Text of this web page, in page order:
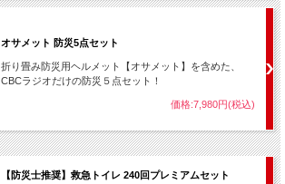
オサメット 防災5点セット
折り畳み防災用ヘルメット【オサメット】を含めた、
CBCラジオだけの防災５点セット！
価格:7,980円(税込)
【防災士推奨】救急トイレ 240回プレミアムセット